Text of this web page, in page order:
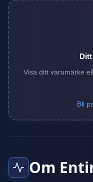
Visa ditt varumärke
Bli
Om